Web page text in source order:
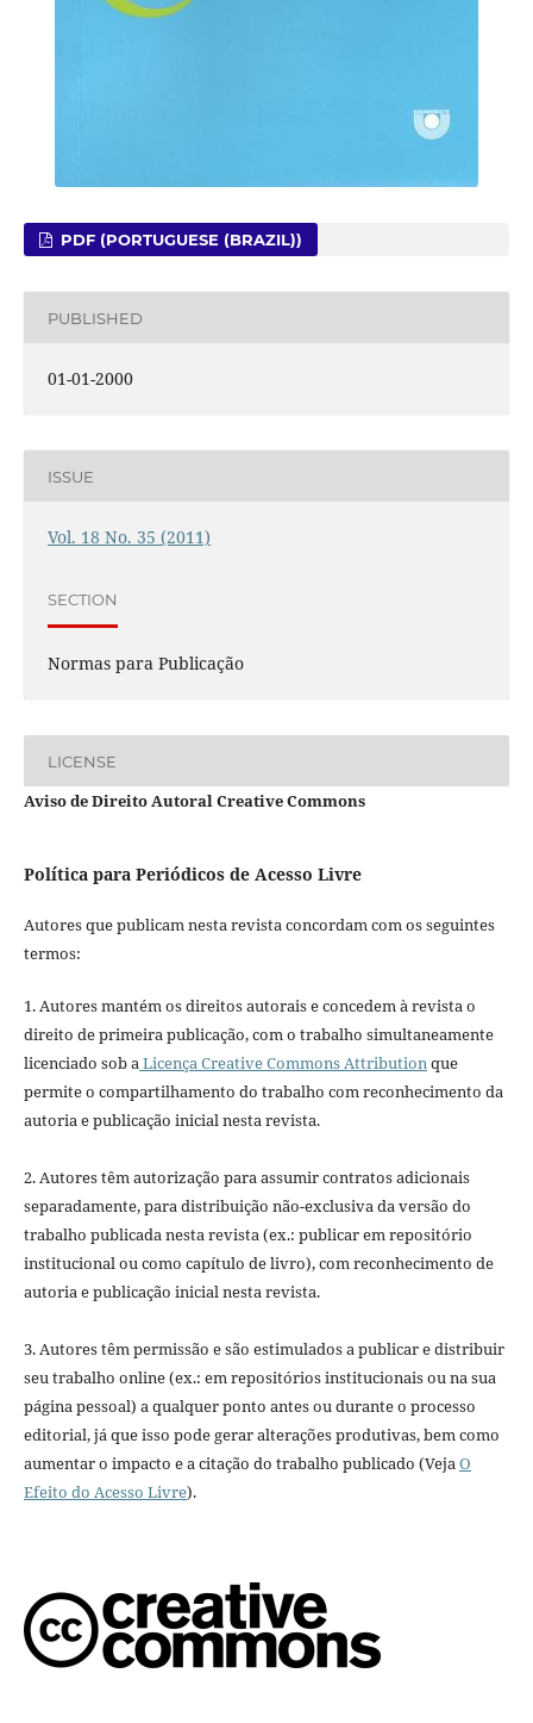
PDF (PORTUGUESE (BRAZIL))
PUBLISHED
01-01-2000
ISSUE
Vol. 18 No. 35 (2011)
SECTION
Normas para Publicação
LICENSE
Aviso de Direito Autoral Creative Commons
Política para Periódicos de Acesso Livre
Autores que publicam nesta revista concordam com os seguintes
termos:
1. Autores mantém os direitos autorais e concedem à revista o
direito de primeira publicação, com o trabalho simultaneamente
licenciado sob aLicença Creative Commons Attributionque
permite o compartilhamento do trabalho com reconhecimento da
autoria e publicação inicial nesta revista.
2. Autores têm autorização para assumir contratos adicionais
separadamente, para distribuição não-exclusiva da versão do
trabalho publicada nesta revista (ex.: publicar em repositório
institucional ou como capítulo de livro), com reconhecimento de
autoria e publicação inicial nesta revista.
3. Autores têm permissão e são estimulados a publicar e distribuir
seu trabalho online (ex.: em repositórios institucionais ou na sua
página pessoal) a qualquer ponto antes ou durante o processo
editorial, já que isso pode gerar alterações produtivas, bem como
aumentar o impacto e a citação do trabalho publicado (VejaO
Efeito do Acesso Livre).